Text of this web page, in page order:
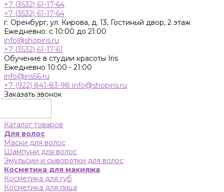
+7 (3532) 61-17-64
+7 (3532) 61-17-64
г. Оренбург, ул. Кирова, д. 13, Гостиный двор, 2 этаж
Ежедневно: с 10:00 до 21:00
info@shopiris.ru
+7 (3532) 61-17-61
Обучение в студии красоты Iris
Ежедневно 10:00 - 21:00
info@iris56.ru
+7 (922) 841-83-98 info@shopiris.ru
Заказать звонок
Каталог товаров
Для волос
Маски для волос
Шампуни для волос
Эмульсии и сыворотки для волос
Косметика для макияжа
Косметика для губ
Косметика для лица